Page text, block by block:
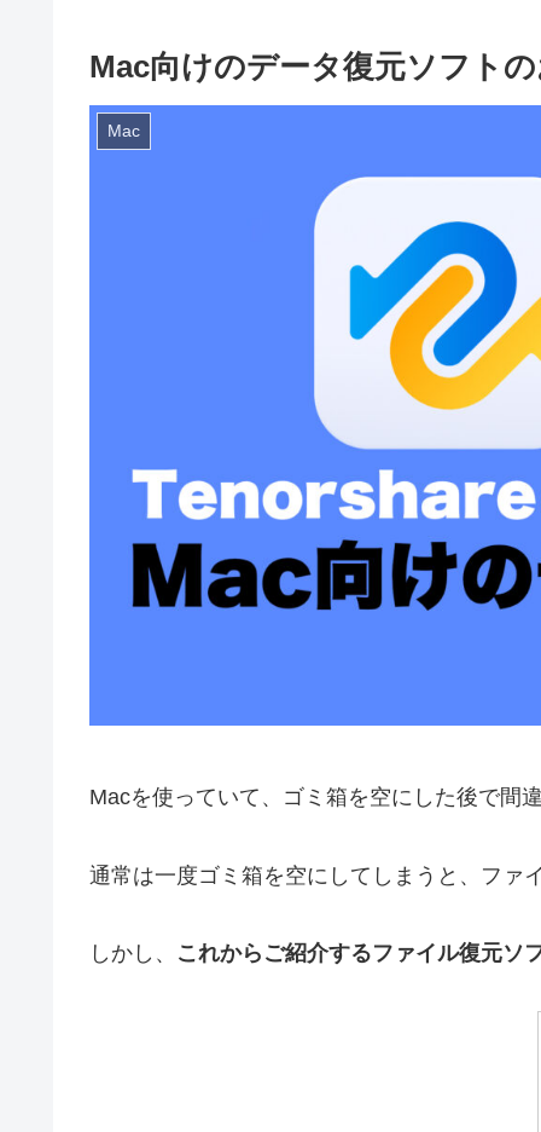
Mac向けのデータ復元ソフト
Mac
Macを使っていて、ゴミ箱を空にした後で間
通常は一度ゴミ箱を空にしてしまうと、ファ
しかし、 これからご紹介するファイル復元ソ